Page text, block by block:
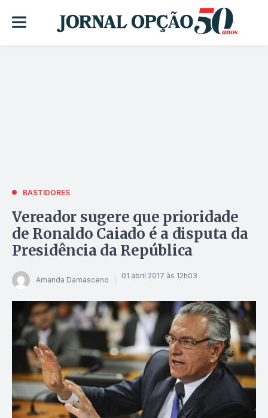
BASTIDORES
Vereador sugere que prioridade
de Ronaldo Caiado é a disputa da
Presidência da República
Amanda Damasceno 01 abril 2017 às 12h03